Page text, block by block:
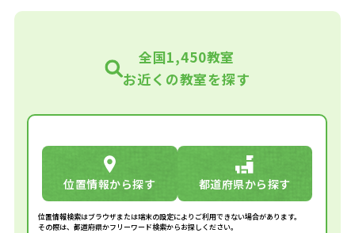
全国1,450教室
お近くの教室を探す
位置情報から探す 都道府県から探す
位置情報検索はブラウザまたは端末の設定によりご利用できない場合があります。
その際は、都道府県かフリーワード検索からお探しください。